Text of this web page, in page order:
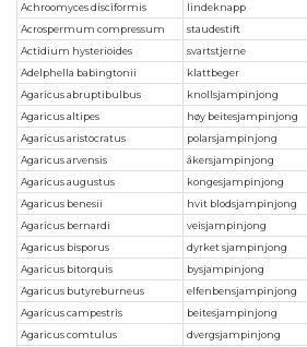
Achroomyces disciformis lindeknapp
Acrospermum compressum
staudestift
Actidium hysterioides
svartstjerne
Adelphella babingtonii
klattbeger
Agaricus abruptibulbus
knollsjampinjong
Agaricus altipes
høy beitesjampinjong
Agaricus aristocratus
polarsjampinjong
Agaricus arvensis
åkersjampinjong
Agaricus augustus
kongesjampinjong
Agaricus benesii
hvit blodsjampinjong
Agaricus bernardi
veisjampinjong
Agaricus bisporus
dyrket sjampinjong
Agaricus bitorquis
bysjampinjong
Agaricus butyreburneus
elfenbensjampinjong
Agaricus campestris
beitesjampinjong
Agaricus comtulus
dvergsjampinjong